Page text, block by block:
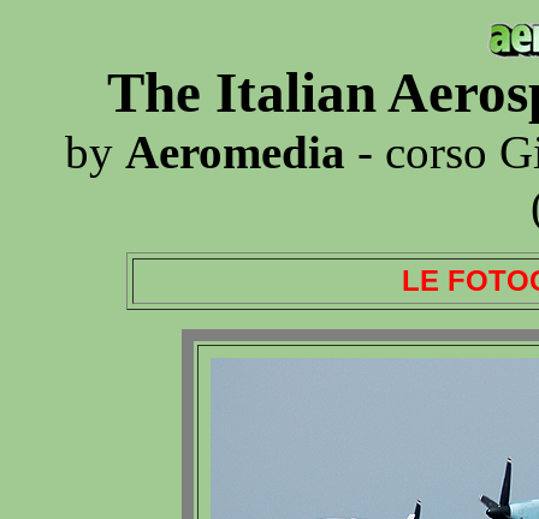
The Italian
by Aeromedia - corso
LE